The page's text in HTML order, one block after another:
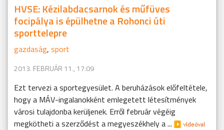
HVSE: Kézilabdacsarnok és műfüves
focipálya is épülhetne a Rohonci úti
sporttelepre
gazdaság, sport
2013. FEBRUÁR 11., 17:09
Ezt tervezi a sportegyesület. A beruházások előfeltétele,
hogy a MÁV-ingalanokként emlegetett létesítmények
városi tulajdonba kerüljenek. Erről február végéig
megkötheti a szerződést a megyeszékhely a ...